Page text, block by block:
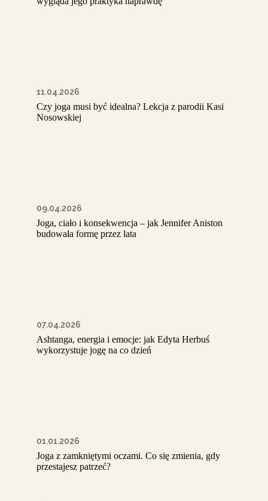
11.04.2026
Czy joga musi być idealna? Lekcja z parodii Kasi
Nosowskiej
09.04.2026
Joga, ciało i konsekwencja – jak Jennifer Aniston
budowała formę przez lata
07.04.2026
Ashtanga, energia i emocje: jak Edyta Herbuś
wykorzystuje jogę na co dzień
01.01.2026
Joga z zamkniętymi oczami. Co się zmienia, gdy
przestajesz patrzeć?